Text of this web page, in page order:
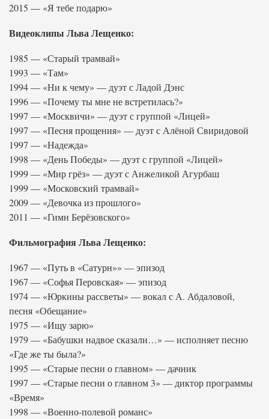
2015 — «Я тебе подарю»
Видеоклипы Льва Лещенко:
1985 — «Старый трамвай»
1993 — «Там»
1994 — «Ни к чему» — дуэт с Ладой Дэнс
1996 — «Почему ты мне не встретилась?»
1997 — «Москвичи» — дуэт с группой «Лицей»
1997 — «Песня прощения» — дуэт с Алёной Свиридовой
1997 — «Надежда»
1998 — «День Победы» — дуэт с группой «Лицей»
1999 — «Мир грёз» — дуэт с Анжеликой Агурбаш
1999 — «Московский трамвай»
2009 — «Девочка из прошлого»
2011 — «Гимн Берёзовского»
Фильмография Льва Лещенко:
1967 — «Путь в «Сатурн»» — эпизод
1967 — «Софья Перовская» — эпизод
1974 — «Юркины рассветы» — вокал с А. Абдаловой,
песня «Обещание»
1975 — «Ищу зарю»
1979 — «Бабушки надвое сказали…» — исполняет песню
«Где же ты была?»
1995 — «Старые песни о главном» — дачник
1997 — «Старые песни о главном 3» — диктор программы
«Время»
1998 — «Военно-полевой романс»